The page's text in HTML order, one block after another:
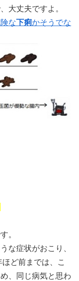
大丈夫ですよ。
な下痢かそうでな
。
な症状がおこり、
ど前までは、こ
、同じ病気と思わ